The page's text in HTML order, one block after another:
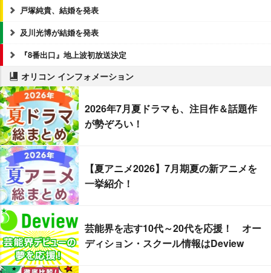
戸塚純貴、結婚を発表
及川光博が結婚を発表
『8番出口』地上波初放送決定
オリコン インフォメーション
2026年7月夏ドラマも、注目作＆話題作
が勢ぞろい！
【夏アニメ2026】7月期夏の新アニメを
一挙紹介！
芸能界を志す10代～20代を応援！ オー
ディション・スクール情報はDeview